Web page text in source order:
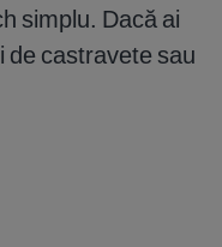
simplu. Dacă ai
de castravete sau